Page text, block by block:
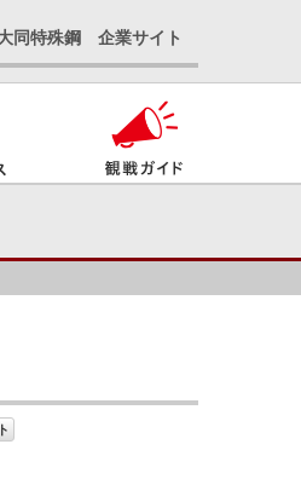
同特殊鋼 企業サイト